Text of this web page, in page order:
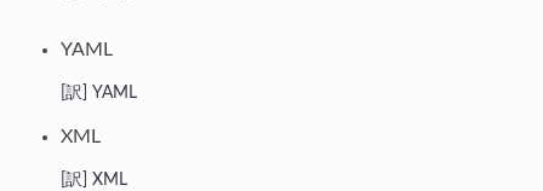
YAML
YAML
XML
XML